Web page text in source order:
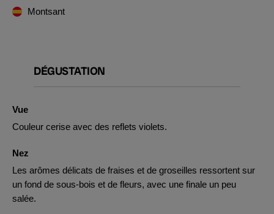
Montsant
DÉGUSTATION
Vue
Couleur cerise avec des reflets violets.
Nez
Les arômes délicats de fraises et de groseilles ressortent sur
un fond de sous-bois et de fleurs, avec une finale un peu
salée.